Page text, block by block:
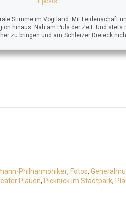
Stimme im Vogtland. Mit Leidenschaft
hinaus. Nah am Puls der Zeit. Und stets
zu bringen und am Schleizer Dreieck
Philharmoniker, Fotos,
Plauen, Picknick im Stadtpark,